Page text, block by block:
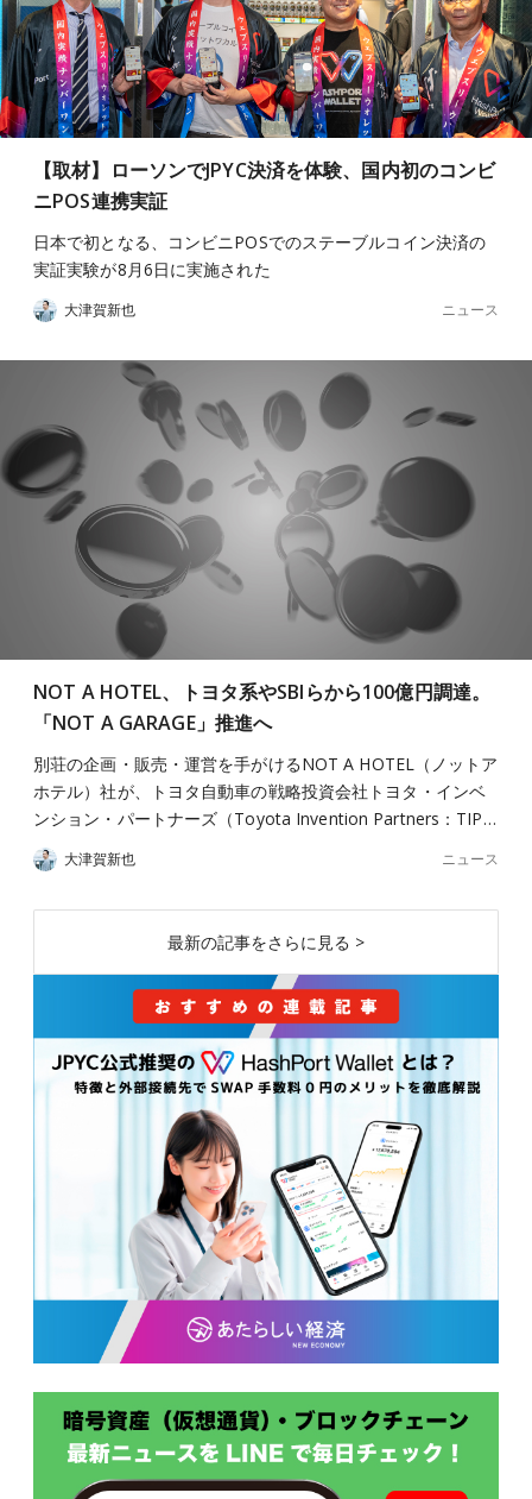
【取材】ローソンでJPYC決済を体験、国内初のコンビ
ニPOS連携実証
日本で初となる、コンビニPOSでのステーブルコイン決済の
実証実験が8月6日に実施された
大津賀新也 ニュース
NOT A HOTEL、トヨタ系やSBIらから100億円調達。
「NOT A GARAGE」推進へ
別荘の企画・販売・運営を手がけるNOT A HOTEL（ノットア
ホテル）社が、トヨタ自動車の戦略投資会社トヨタ・インベ
ンション・パートナーズ（Toyota Invention Partners：TIP…
大津賀新也 ニュース
最新の記事をさらに見る >